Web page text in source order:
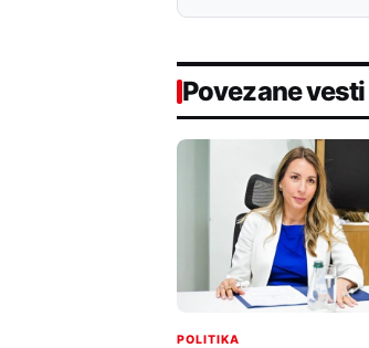
Povezane vesti
POLITIKA